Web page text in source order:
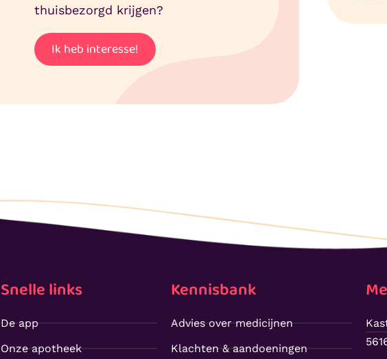
thuisbezorgd krijgen?
Ik heb interesse!
Snelle links
De app
Onze apotheek
Kennisbank
Advies over medicijnen
Klachten & aandoeningen